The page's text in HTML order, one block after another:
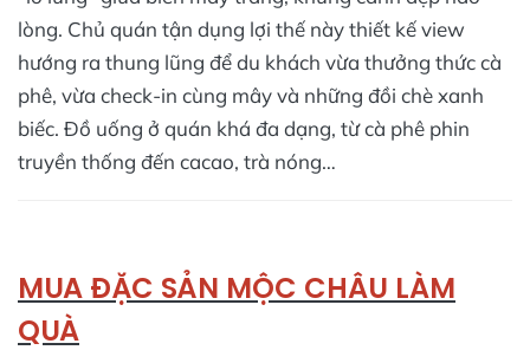
lòng. Chủ quán tận dụng lợi thế này thiết kế view
hướng ra thung lũng để du khách vừa thưởng thức cà
phê, vừa check-in cùng mây và những đồi chè xanh
biếc. Đồ uống ở quán khá đa dạng, từ cà phê phin
truyền thống đến cacao, trà nóng…
MUA ĐẶC SẢN MỘC CHÂU LÀM
QUÀ